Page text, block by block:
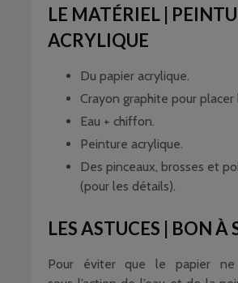
LE MATÉRIEL |
ACRYLIQUE
Du papier acrylique.
Crayon graphite pour placer
Eau + chiffon.
Peinture acrylique.
Des pinceaux, brosses et
(pour les détails).
LES ASTUCES | BON À
Pour éviter que le papier